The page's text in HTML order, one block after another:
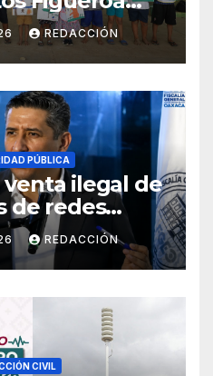
Curso de
REDACCIÓN
PÚBLICA
venta ilegal de
de redes
y advierte
REDACCIÓN
CIVIL